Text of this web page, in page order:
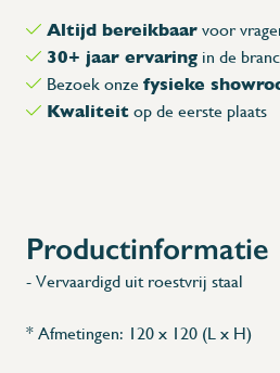
Altijd bereikbaar voor
30+ jaar ervaring in de
Bezoek onze fysieke
Kwaliteit op de eerste plaats
Productinformatie
- Vervaardigd uit roestvrij staal
* Afmetingen: 120 x 120 (L x H)